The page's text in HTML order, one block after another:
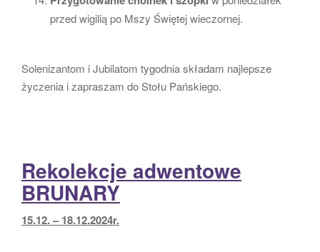
przed wigilią po Mszy Świętej wieczornej.
Solenizantom i Jubilatom tygodnia składam najlepsze
życzenia i zapraszam do Stołu Pańskiego.
Rekolekcje adwentowe
BRUNARY
15.12. – 18.12.2024r.